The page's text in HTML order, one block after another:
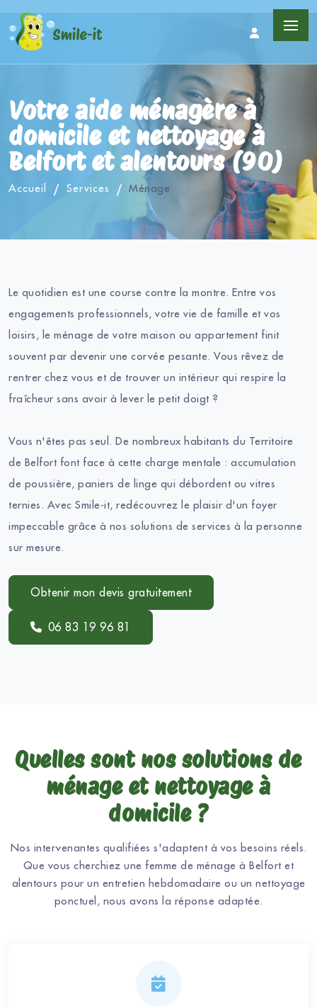
Votre aide ménagère à
domicile et nettoyage à
Belfort et alentours (90)
Accueil Services Ménage
Le quotidien est une course contre la montre. Entre vos
engagements professionnels, votre vie de famille et vos
loisirs, le ménage de votre maison ou appartement finit
souvent par devenir une corvée pesante. Vous rêvez de
rentrer chez vous et de trouver un intérieur qui respire la
fraîcheur sans avoir à lever le petit doigt ?
Vous n'êtes pas seul. De nombreux habitants du Territoire
de Belfort font face à cette charge mentale : accumulation
de poussière, paniers de linge qui débordent ou vitres
ternies. Avec Smile-it, redécouvrez le plaisir d'un foyer
impeccable grâce à nos solutions de services à la personne
sur mesure.
Obtenir mon devis gratuitement
06 83 19 96 81
Quelles sont nos solutions de
ménage et nettoyage à
domicile ?
Nos intervenantes qualifiées s'adaptent à vos besoins réels.
Que vous cherchiez une femme de ménage à Belfort et
alentours pour un entretien hebdomadaire ou un nettoyage
ponctuel, nous avons la réponse adaptée.